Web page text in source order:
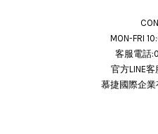
MON-FRI
客服電話
官方LINE
慕捷國際企業